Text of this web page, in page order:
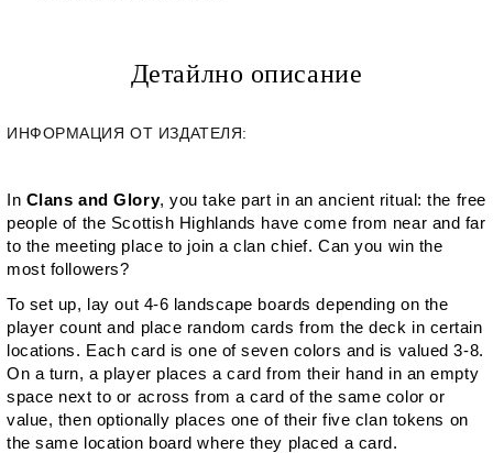
Детайлно описание
ИНФОРМАЦИЯ ОТ ИЗДАТЕЛЯ:
In Clans and Glory, you take part in an ancient ritual: the free
people of the Scottish Highlands have come from near and far
to the meeting place to join a clan chief. Can you win the
most followers?
To set up, lay out 4-6 landscape boards depending on the
player count and place random cards from the deck in certain
locations. Each card is one of seven colors and is valued 3-8.
On a turn, a player places a card from their hand in an empty
space next to or across from a card of the same color or
value, then optionally places one of their five clan tokens on
the same location board where they placed a card.